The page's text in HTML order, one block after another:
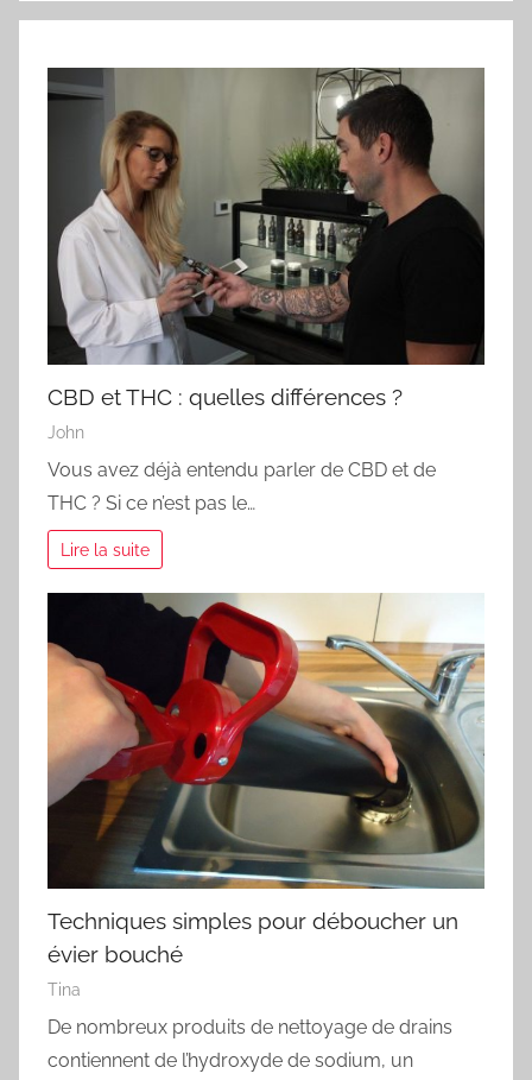
CBD et THC : quelles différences ?
John
Vous avez déjà entendu parler de CBD et de
THC ? Si ce n’est pas le…
Lire la suite
Techniques simples pour déboucher un
évier bouché
Tina
De nombreux produits de nettoyage de drains
contiennent de l’hydroxyde de sodium, un